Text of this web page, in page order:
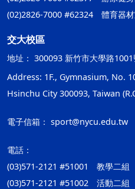
(02)2826-7000 #62324 體育器
交大校區
地址： 300093 新竹市大學路
Address: 1F., Gymnasium, No.
Hsinchu City 300093, Taiwan
電子信箱： sport@nycu.edu.tw
電話：
(03)571-2121 #51001 教學二組
(03)571-2121 #51002 活動二組